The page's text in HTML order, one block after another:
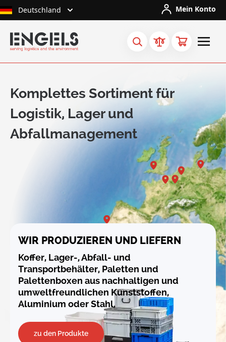
Skip to Content
Deutschland Mein Konto
Komplettes Sortiment für
Logistik, Lager und
Abfallmanagement
WIR PRODUZIEREN UND LIEFERN
Koffer, Lager-, Abfall- und
Transportbehälter, Paletten und
Palettenboxen aus nachhaltigen und
umweltfreundlichen Kunststoffen,
Aluminium oder Stahl.
zu den Produkte